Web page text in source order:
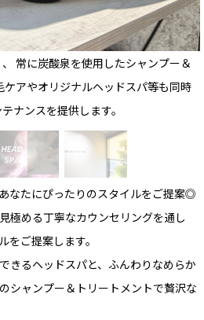
常に炭酸泉を使用したシャンプー＆
ケアやオリジナルヘッドスパ等も同時
ナンスを提供します。
なたにぴったりのスタイルをご提案◎
極める丁寧なカウンセリングを通し
をご提案します。
きるヘッドスパと、ふんわりなめらか
シャンプー＆トリートメントで贅沢な